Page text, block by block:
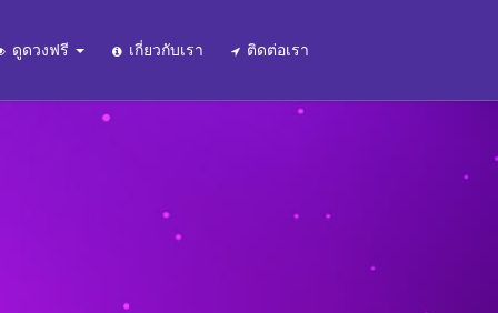
ดูดวงฟรี เกี่ยวกับเรา ติดต่อเรา